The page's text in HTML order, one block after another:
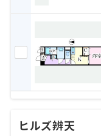
ヒルズ辨天